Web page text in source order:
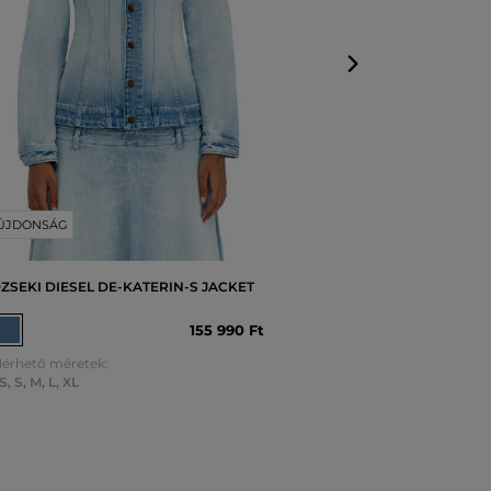
DIESEL DE-KATERIN-S JACKET
155 990 Ft
méretek:
, S, M, L, XL